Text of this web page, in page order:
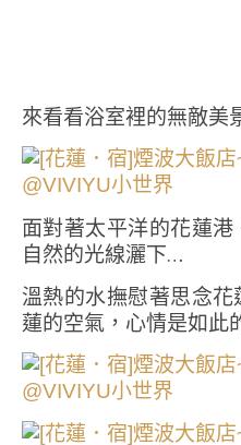
來看看浴室裡的無敵美
面對著太平洋的花蓮
自然的光線灑下…
溫熱的水撫慰著思念
蓮的空氣，心情是如此